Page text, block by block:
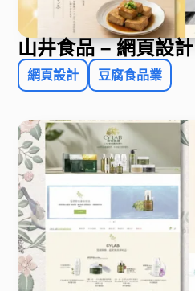
山井食品 – 網頁設計
網頁設計 豆腐食品業